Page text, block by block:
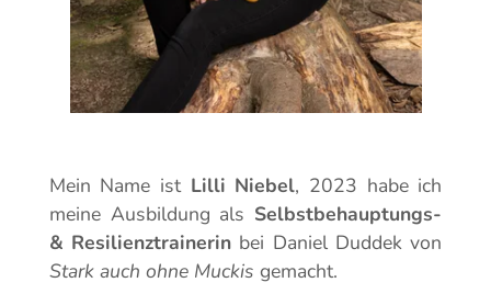
Mein Name ist Lilli Niebel, 2023 habe ich
meine Ausbildung als Selbstbehauptungs-
& Resilienztrainerin bei Daniel Duddek von
Stark auch ohne Muckis gemacht.